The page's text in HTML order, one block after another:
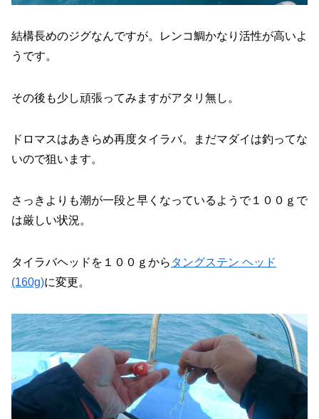
結構長めのジグなんですが。レンコ鯛かなり活性が高いよ
うです。
その後も少し頑張ってみますがアタリ無し。
ドロマスはあきらめ再度タイラバ。まだマダイは釣ってな
いので狙います。
さっきよりも潮が一段と早くなっているようで１００ｇで
は厳しい状況。
タイラバヘッドを１００ｇから タングステン ヘッド
(160g)に変更。